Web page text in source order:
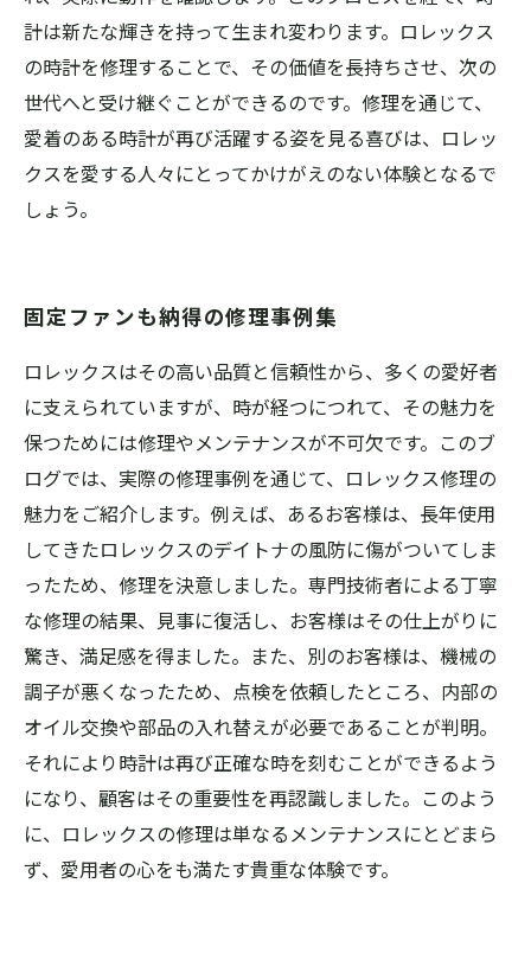
計は新たな輝きを持って生まれ変わります。ロレックス
の時計を修理することで、その価値を長持ちさせ、次の
世代へと受け継ぐことができるのです。修理を通じて、
愛着のある時計が再び活躍する姿を見る喜びは、ロレッ
クスを愛する人々にとってかけがえのない体験となるで
しょう。
固定ファンも納得の修理事例集
ロレックスはその高い品質と信頼性から、多くの愛好者
に支えられていますが、時が経つにつれて、その魅力を
保つためには修理やメンテナンスが不可欠です。このブ
ログでは、実際の修理事例を通じて、ロレックス修理の
魅力をご紹介します。例えば、あるお客様は、長年使用
してきたロレックスのデイトナの風防に傷がついてしま
ったため、修理を決意しました。専門技術者による丁寧
な修理の結果、見事に復活し、お客様はその仕上がりに
驚き、満足感を得ました。また、別のお客様は、機械の
調子が悪くなったため、点検を依頼したところ、内部の
オイル交換や部品の入れ替えが必要であることが判明。
それにより時計は再び正確な時を刻むことができるよう
になり、顧客はその重要性を再認識しました。このよう
に、ロレックスの修理は単なるメンテナンスにとどまら
ず、愛用者の心をも満たす貴重な体験です。